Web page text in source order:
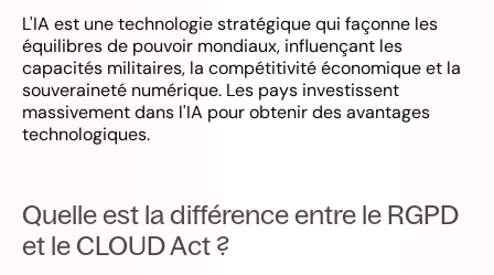
L'IA est une technologie stratégique qui façonne les
équilibres de pouvoir mondiaux, influençant les
capacités militaires, la compétitivité économique et la
souveraineté numérique. Les pays investissent
massivement dans l'IA pour obtenir des avantages
technologiques.
Quelle est la différence entre le RGPD
et le CLOUD Act ?